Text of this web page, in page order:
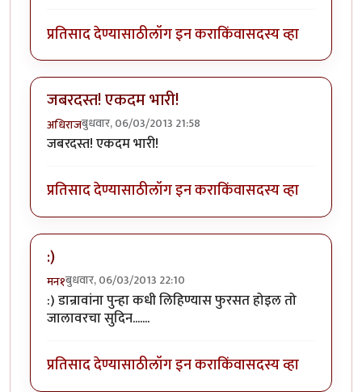
प्रतिसाद देण्यासाठीलॉग इन कराकिंवासदस्य व्हा
जबरदस्त! एकदम भारी!
अधिराजबुधवार, 06/03/2013 21:58
जबरदस्त! एकदम भारी!
प्रतिसाद देण्यासाठीलॉग इन कराकिंवासदस्य व्हा
:)
मन१बुधवार, 06/03/2013 22:10
:) डान्रावांना पुन्हा कधी लिहिण्यास फुरसत होइल तो
जालावरचा सुदिन.......
प्रतिसाद देण्यासाठीलॉग इन कराकिंवासदस्य व्हा